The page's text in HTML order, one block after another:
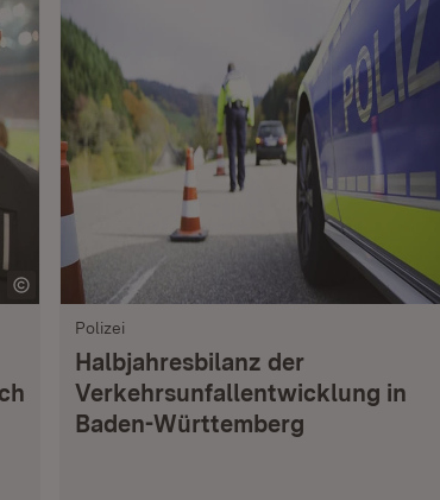
Polizei
Halbjahresbilanz der
Verkehrsunfallentwicklung in
Baden-Württemberg